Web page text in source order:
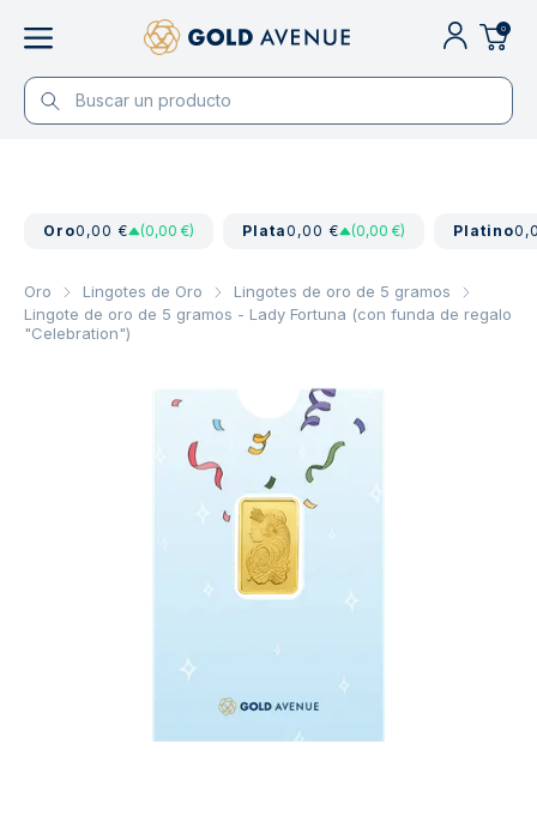
0
Oro0,00 € (0,00 €) Plata0,00 € (0,00 €) Platino
Oro Lingotes de Oro
Lingotes de oro de 5 gramos
Lingote de oro de 5 gramos - Lady Fortuna (con funda de regalo
"Celebration")